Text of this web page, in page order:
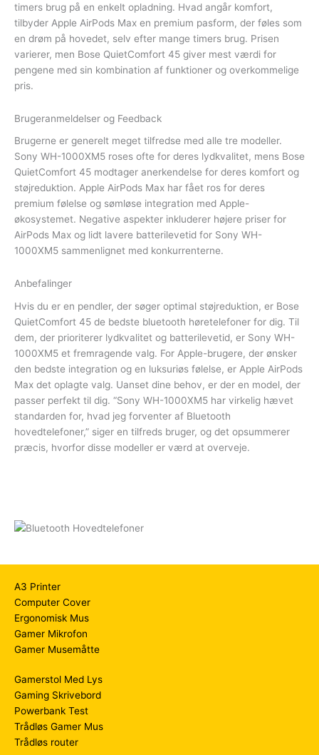
timers brug på en enkelt opladning. Hvad angår komfort,
tilbyder Apple AirPods Max en premium pasform, der føles som
en drøm på hovedet, selv efter mange timers brug. Prisen
varierer, men Bose QuietComfort 45 giver mest værdi for
pengene med sin kombination af funktioner og overkommelige
pris.
Brugeranmeldelser og Feedback
Brugerne er generelt meget tilfredse med alle tre modeller.
Sony WH-1000XM5 roses ofte for deres lydkvalitet, mens Bose
QuietComfort 45 modtager anerkendelse for deres komfort og
støjreduktion. Apple AirPods Max har fået ros for deres
premium følelse og sømløse integration med Apple-
økosystemet. Negative aspekter inkluderer højere priser for
AirPods Max og lidt lavere batterilevetid for Sony WH-
1000XM5 sammenlignet med konkurrenterne.
Anbefalinger
Hvis du er en pendler, der søger optimal støjreduktion, er Bose
QuietComfort 45 de bedste bluetooth høretelefoner for dig. Til
dem, der prioriterer lydkvalitet og batterilevetid, er Sony WH-
1000XM5 et fremragende valg. For Apple-brugere, der ønsker
den bedste integration og en luksuriøs følelse, er Apple AirPods
Max det oplagte valg. Uanset dine behov, er der en model, der
passer perfekt til dig. “Sony WH-1000XM5 har virkelig hævet
standarden for, hvad jeg forventer af Bluetooth
hovedtelefoner,” siger en tilfreds bruger, og det opsummerer
præcis, hvorfor disse modeller er værd at overveje.
A3 Printer
Computer Cover
Ergonomisk Mus
Gamer Mikrofon
Gamer Musemåtte
Gamerstol Med Lys
Gaming Skrivebord
Powerbank Test
Trådløs Gamer Mus
Trådløs router